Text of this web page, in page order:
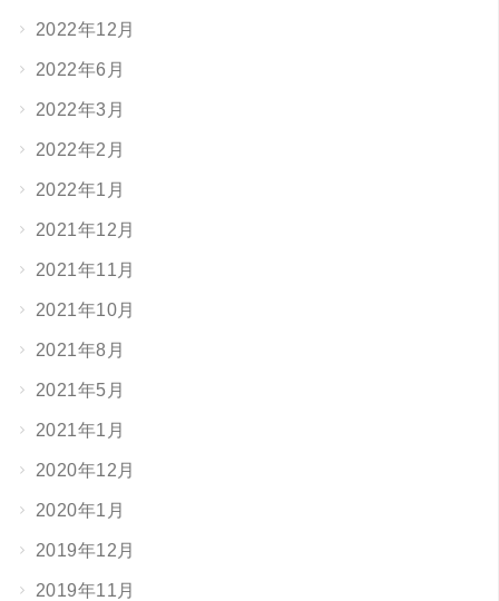
2022年12月
2022年6月
2022年3月
2022年2月
2022年1月
2021年12月
2021年11月
2021年10月
2021年8月
2021年5月
2021年1月
2020年12月
2020年1月
2019年12月
2019年11月